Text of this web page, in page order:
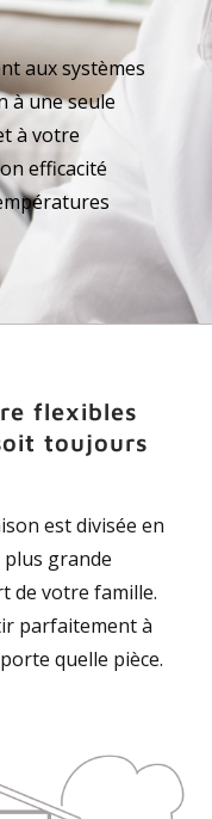
aux systèmes
à une seule
à votre
efficacité
flexibles
toujours
est divisée en
grande
de votre famille.
parfaitement à
quelle pièce.